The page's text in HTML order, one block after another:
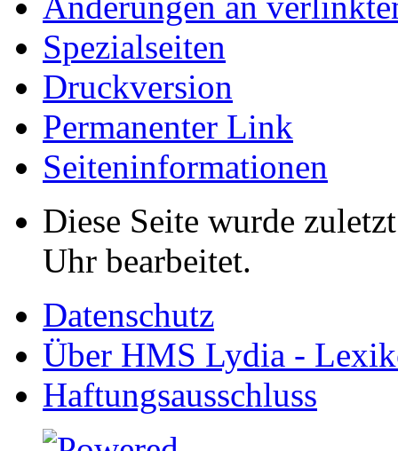
Spezialseiten
Druckversion
Permanenter Link
Seiten­informationen
Diese Seite wurde
Uhr bearbeitet.
Datenschutz
Über HMS Lydia -
Haftungsausschluss